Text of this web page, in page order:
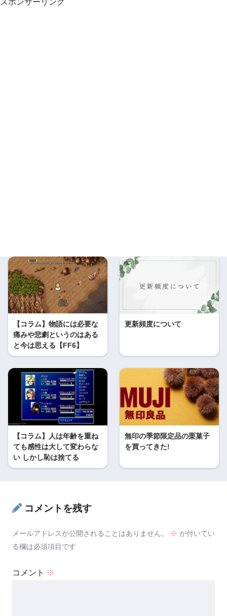
スポンサーリンク
【コラム】物語には必要な
痛みや悲劇というのはある
と今は思える【FF6】
更新頻度について
【コラム】人は年齢を重ね
ても感性は大して変わらな
い しかし恥は捨てる
無印の季節限定品の栗菓子
を買ってきた!
コメントを残す
メールアドレスが公開されることはありません。 ※ が付いてい
る欄は必須項目です
コメント ※